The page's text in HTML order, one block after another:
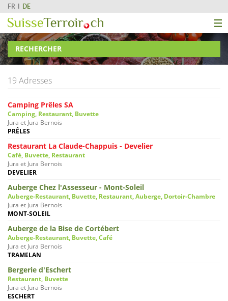
FR DE
RECHERCHER
19 Adresses
Camping Prêles SA
Camping, Restaurant, Buvette
Jura et Jura Bernois
PRÊLES
Restaurant La Claude-Chappuis - Develier
Café, Buvette, Restaurant
Jura et Jura Bernois
DEVELIER
Auberge Chez l'Assesseur - Mont-Soleil
Auberge-Restaurant, Buvette, Restaurant, Auberge, Dortoir-Chambre
Jura et Jura Bernois
MONT-SOLEIL
Auberge de la Bise de Cortébert
Auberge-Restaurant, Buvette, Café
Jura et Jura Bernois
TRAMELAN
Bergerie d'Eschert
Restaurant, Buvette
Jura et Jura Bernois
ESCHERT